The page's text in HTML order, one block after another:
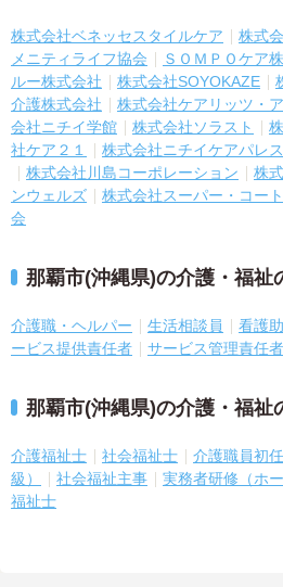
株式会社ベネッセスタイルケア 株式
メニティライフ協会
ＳＯＭＰＯケア
ルー株式会社
株式会社SOYOKAZE
介護株式会社
株式会社ケアリッツ・
会社ニチイ学館
株式会社ソラスト
社ケア２１
株式会社ニチイケアパレス
株式会社川島コーポレーション
株
ンウェルズ
株式会社スーパー・コート
会
那覇市(沖縄県)の介護・福祉
介護職・ヘルパー 生活相談員 看護
ービス提供責任者
サービス管理責任者
那覇市(沖縄県)の介護・福祉
介護福祉士 社会福祉士
介護職員初
級）
社会福祉主事 実務者研修（ホ
福祉士